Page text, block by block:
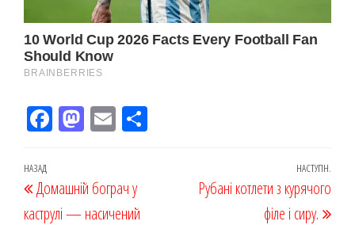
Fac
k
M
on
Em
Навігація
записів
Попередній
запис
НАЗАД
Домашній бограч у
каструлі — насичений
НАСТУПН.
Рубані котлети з курячого
філе і сиру.